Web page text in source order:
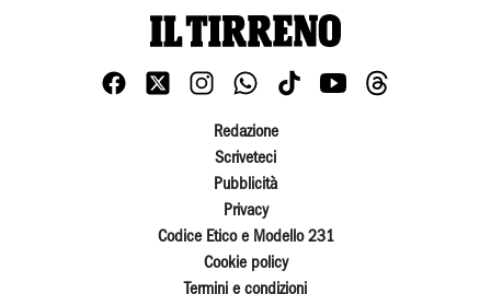
Redazione
Scriveteci
Pubblicità
Privacy
Codice Etico e Modello 231
Cookie policy
Termini e condizioni